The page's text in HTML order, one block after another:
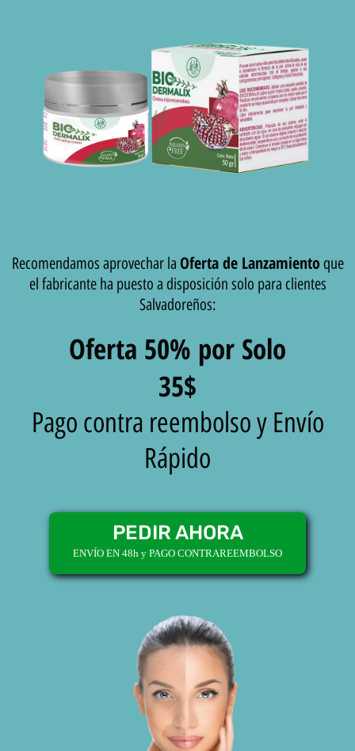
Recomendamos aprovechar la Oferta de Lanzamiento que
el fabricante ha puesto a disposición solo para clientes
Salvadoreños:
Oferta 50% por Solo
35$
Pago contra reembolso y Envío
Rápido
PEDIR AHORA
ENVÍO EN 48h y PAGO CONTRAREEMBOLSO